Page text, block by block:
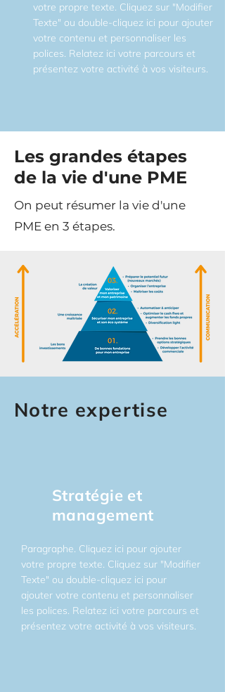
votre propre texte. Cliquez sur "Modifier
Texte" ou double-cliquez ici pour ajouter
votre contenu et personnaliser les
polices. Relatez ici votre parcours et
présentez votre activité à vos visiteurs.
Les grandes étapes
de la vie d'une PME
On peut résumer la vie d'une
PME en 3 étapes.
Notre expertise
Stratégie et
management
Paragraphe. Cliquez ici pour ajouter
votre propre texte. Cliquez sur "Modifier
Texte" ou double-cliquez ici pour
ajouter votre contenu et personnaliser
les polices. Relatez ici votre parcours et
présentez votre activité à vos visiteurs.